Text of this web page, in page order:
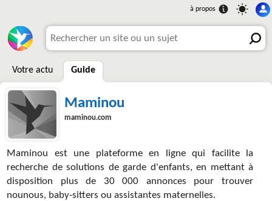
Votre actu Guide
Maminou
maminou.com
Maminou est une plateforme en ligne qui facilite la
recherche de solutions de garde d'enfants, en mettant à
disposition plus de 30 000 annonces pour trouver
nounous, baby-sitters ou assistantes maternelles.